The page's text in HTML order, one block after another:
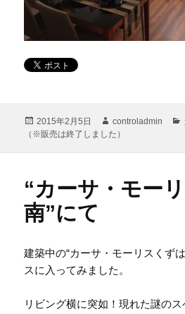
投
稿
2015年2月5日
作
成
controladmin
（※販売は終了しました）
“カーサ・モー
南”にて
建築中の“カーサ・モーリスくず
スに入ってみました。
リビング横に突如！現れた謎の